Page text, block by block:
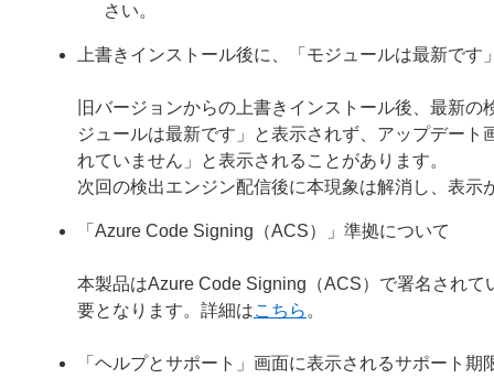
さい。
上書きインストール後に、「モジュールは最新です
旧バージョンからの上書きインストール後、最新
ジュールは最新です」と表示されず、アップデー
れていません」と表示されることがあります。
次回の検出エンジン配信後に本現象は解消し、表示
「Azure Code Signing（ACS）」準拠について
本製品はAzure Code Signing（ACS）で署名され
要となります。詳細はこちら 。
「ヘルプとサポート」画面に表示されるサポート